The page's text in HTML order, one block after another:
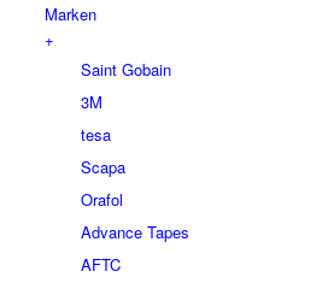
Marken
+
Saint Gobain
3M
tesa
Scapa
Orafol
Advance Tapes
AFTC